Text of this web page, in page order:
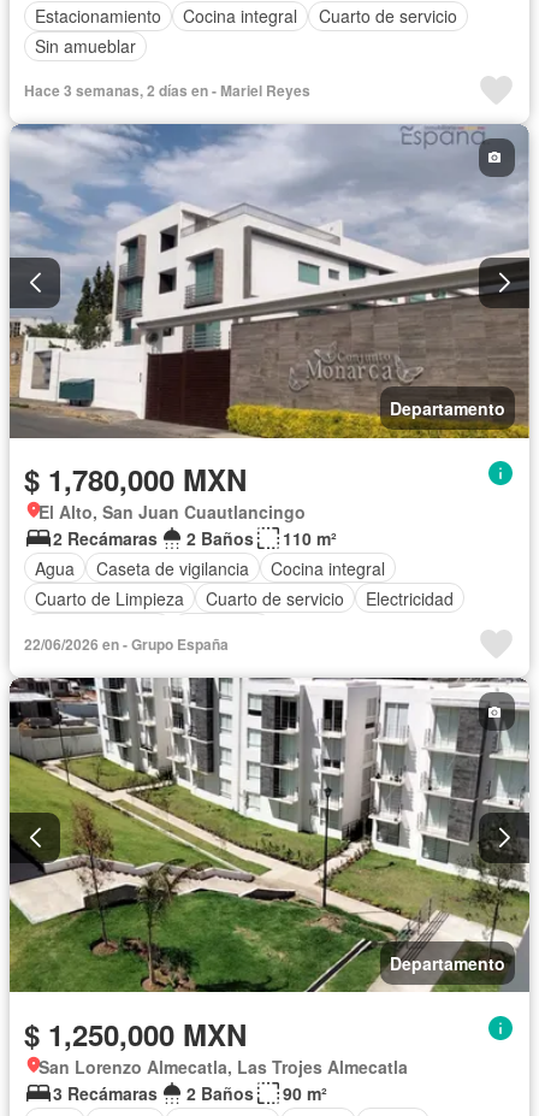
Estacionamiento
Cocina integral
Cuarto de servicio
Sin amueblar
Hace 3 semanas, 2 días en - Mariel Reyes
Departamento
$ 1,780,000 MXN
El Alto, San Juan Cuautlancingo
2 Recámaras
2 Baños
110 m²
Agua
Caseta de vigilancia
Cocina integral
Cuarto de Limpieza
Cuarto de servicio
Electricidad
22/06/2026 en - Grupo España
Departamento
$ 1,250,000 MXN
San Lorenzo Almecatla, Las Trojes Almecatla
3 Recámaras
2 Baños
90 m²